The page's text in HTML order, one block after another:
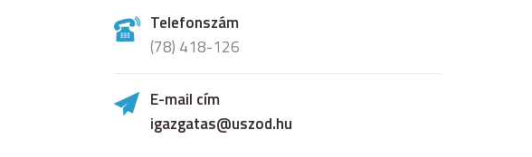
Telefonszám
(78) 418-126
E-mail cím
igazgatas@uszod.hu